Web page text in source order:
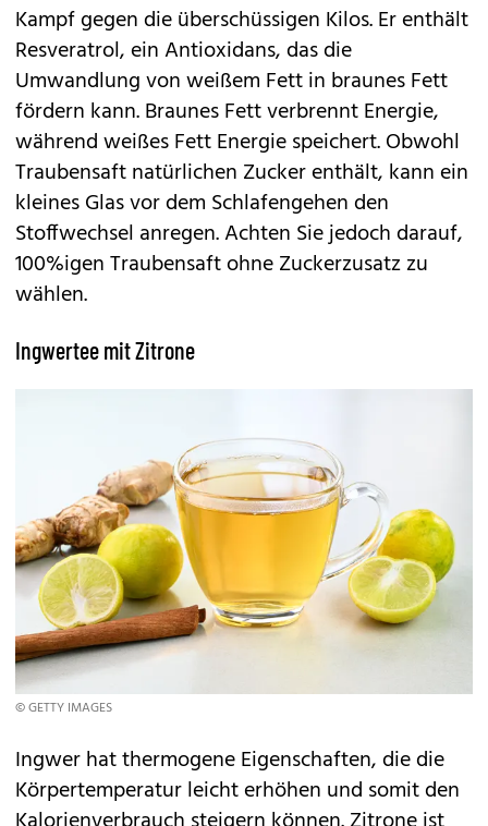
Kampf gegen die überschüssigen Kilos. Er enthält
Resveratrol, ein Antioxidans, das die
Umwandlung von weißem Fett in braunes Fett
fördern kann. Braunes Fett verbrennt Energie,
während weißes Fett Energie speichert. Obwohl
Traubensaft natürlichen Zucker enthält, kann ein
kleines Glas vor dem Schlafengehen den
Stoffwechsel anregen. Achten Sie jedoch darauf,
100%igen Traubensaft ohne Zuckerzusatz zu
wählen.
Ingwertee mit Zitrone
© GETTY IMAGES
Ingwer hat thermogene Eigenschaften, die die
Körpertemperatur leicht erhöhen und somit den